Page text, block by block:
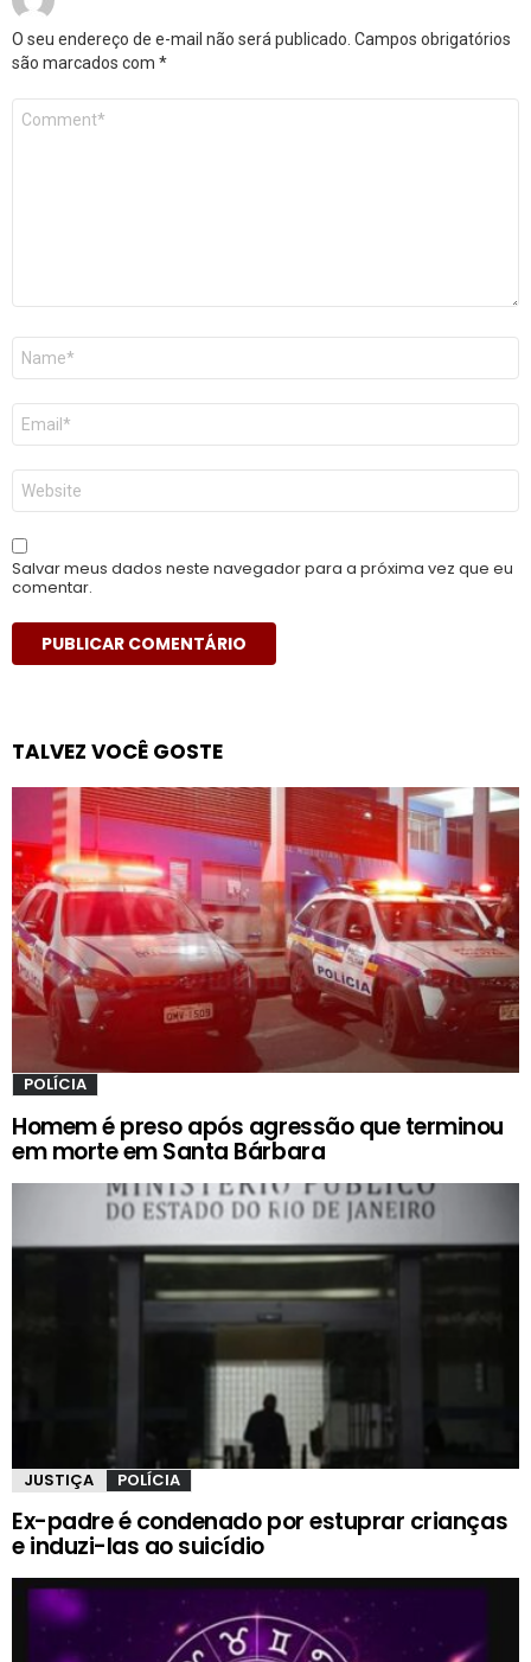
O seu endereço de e-mail não será publicado. Campos obrigatórios
são marcados com *
Comentário
Nome
E-
mail
*
Site
Salvar meus dados neste navegador para a próxima vez que eu
comentar.
TALVEZ VOCÊ GOSTE
POLÍCIA
Homem é preso após agressão que terminou
em morte em Santa Bárbara
JUSTIÇA POLÍCIA
Ex-padre é condenado por estuprar crianças
e induzi-las ao suicídio